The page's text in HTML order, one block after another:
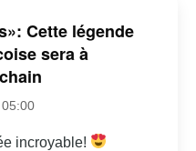
Cette légende
sera à
incroyable!